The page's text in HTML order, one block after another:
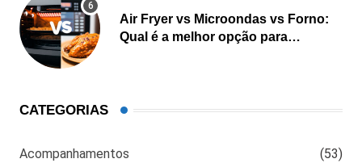
Air Fryer vs Microondas vs Forno:
Qual é a melhor opção para
CATEGORIAS
Acompanhamentos (53)